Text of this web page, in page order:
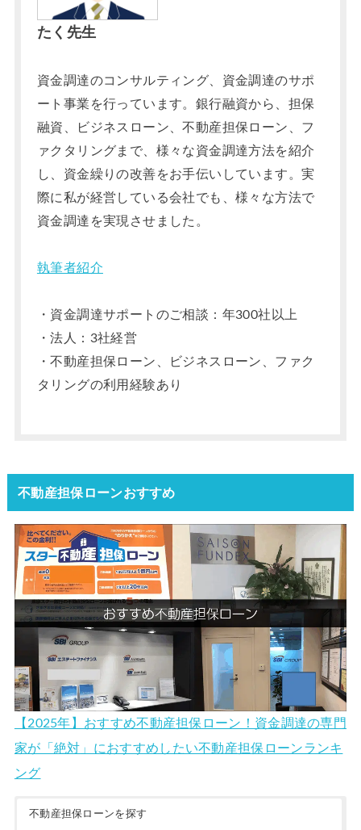
たく先生
資金調達のコンサルティング、資金調達のサポ
ート事業を行っています。銀行融資から、担保
融資、ビジネスローン、不動産担保ローン、フ
ァクタリングまで、様々な資金調達方法を紹介
し、資金繰りの改善をお手伝いしています。実
際に私が経営している会社でも、様々な方法で
資金調達を実現させました。
執筆者紹介
・資金調達サポートのご相談：年300社以上
・法人：3社経営
・不動産担保ローン、ビジネスローン、ファク
タリングの利用経験あり
不動産担保ローンおすすめ
【2025年】おすすめ不動産担保ローン！資金調達の専門
家が「絶対」におすすめしたい不動産担保ローンランキ
ング
不動産担保ローンを探す